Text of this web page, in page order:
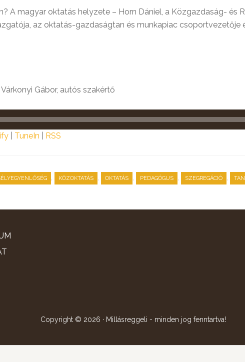
A magyar oktatás helyzete – Horn Dániel, a Közgazdaság- és
az oktatás-gazdaságtan és munkapiac csoportvezetője
Gábor, autós szakértő
TuneIn RSS
, KÖZOKTATÁS , OKTATÁS , PEDAGÓGUS , SZEGREGÁCIÓ ,
Copyright © 2026 · Millásreggeli - minden jog fenntartva!